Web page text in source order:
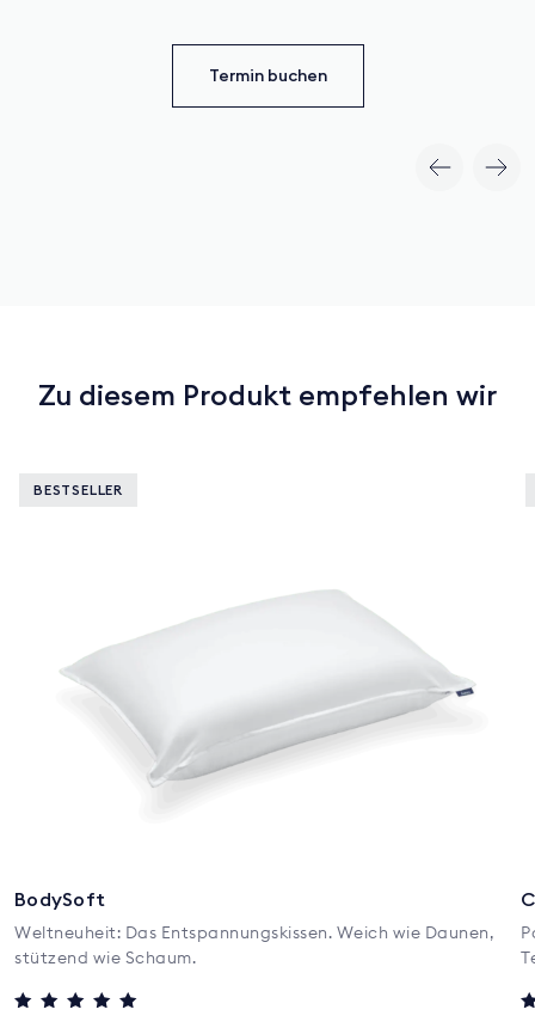
Termin buchen
Zu diesem Produkt empfehlen wir
BESTSELLER
BodySoft
Weltneuheit: Das Entspannungskissen. Weich wie Daunen,
stützend wie Schaum.